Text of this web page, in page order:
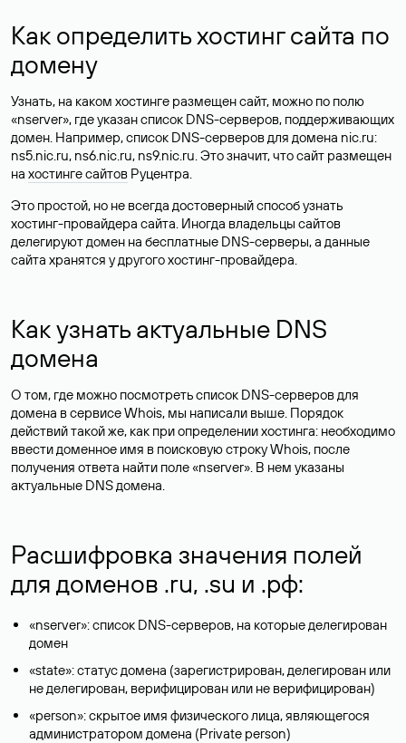
Как определить хостинг сайта по
домену
Узнать, на каком хостинге размещен сайт, можно по полю
«nserver», где указан список DNS-серверов, поддерживающих
домен. Например, список DNS-серверов для домена nic.ru:
ns5.nic.ru, ns6.nic.ru, ns9.nic.ru. Это значит, что сайт размещен
на хостинге сайтов Руцентра.
Это простой, но не всегда достоверный способ узнать
хостинг-провайдера сайта. Иногда владельцы сайтов
делегируют домен на бесплатные DNS-серверы, а данные
сайта хранятся у другого хостинг-провайдера.
Как узнать актуальные DNS
домена
О том, где можно посмотреть список DNS-серверов для
домена в сервисе Whois, мы написали выше. Порядок
действий такой же, как при определении хостинга: необходимо
ввести доменное имя в поисковую строку Whois, после
получения ответа найти поле «nserver». В нем указаны
актуальные DNS домена.
Расшифровка значения полей
для доменов .ru, .su и .рф:
«nserver»: список DNS-серверов, на которые делегирован
домен
«state»: статус домена (зарегистрирован, делегирован или
не делегирован, верифицирован или не верифицирован)
«person»: скрытое имя физического лица, являющегося
администратором домена (Privatе person)